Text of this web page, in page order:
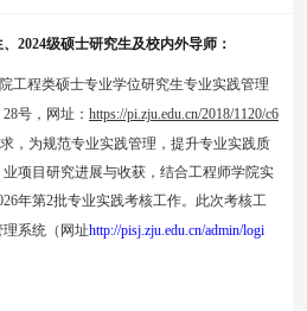
2024级硕士研究生及校内外导师：
工程类硕士专业学位研究生专业实践管理
28号，网址： https://pi.zju.edu.cn/2018/1120/c6
，为规范专业实践管理，提升专业实践质
业项目研究进展与收获，结合工程师学院实
6年第2批专业实践考核工作。此次考核工
系统（网址http://pisj.zju.edu.cn/admin/logi